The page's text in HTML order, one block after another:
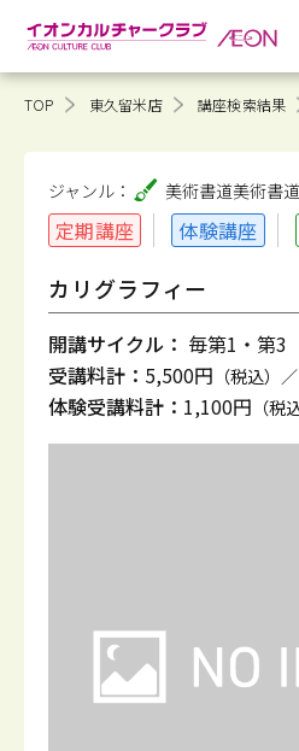
TOP 東久留米店 講座検索結果
ジャンル： 美術書道美術書
定期講座 体験講座
カリグラフィー
開講サイクル： 毎第1・第3
受講料計： 5,500円 （税込）
体験受講料計： 1,100円 （